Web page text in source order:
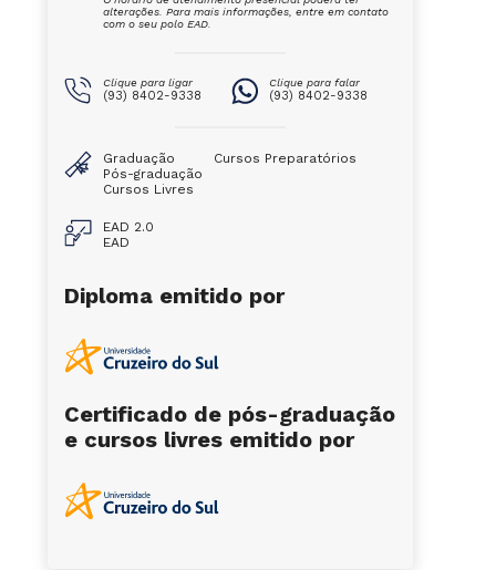
alterações. Para mais informações, entre em contato
com o seu polo EAD.
Clique para ligar
(93) 8402-9338
Clique para falar
(93) 8402-9338
Graduação
Pós-graduação
Cursos Livres
Cursos Preparatórios
EAD 2.0
EAD
Diploma emitido por
Certificado de pós-graduação
e cursos livres emitido por